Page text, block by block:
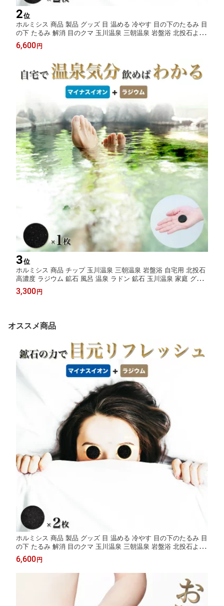
2位
ホルミシス 商品 製品 グッズ 目 温める 冷やす 目の下のたるみ 目
の下 たるみ 解消 目のクマ 玉川温泉 三朝温泉 岩盤浴 北投石より
ラジウム 鉱石 自宅 チップ 2枚 温活グッズ 健康グッズ バドガシ
ュタイン
6,600円
3位
ホルミシス 商品 チップ 玉川温泉 三朝温泉 岩盤浴 自宅用 北投石
高濃度 ラジウム 鉱石 風呂 温泉 ラドン 鉱石 玉川温泉 家庭 グッ
ズ 腸活 温活グッズ 健康グッズ バドガシュタイン 天然石 家庭用
温泉 効果
3,300円
オススメ商品
ホルミシス 商品 製品 グッズ 目 温める 冷やす 目の下のたるみ 目
の下 たるみ 解消 目のクマ 玉川温泉 三朝温泉 岩盤浴 北投石より
ラジウム 鉱石 自宅 チップ 2枚 温活グッズ 健康グッズ バドガシ
ュタイン
6,600円